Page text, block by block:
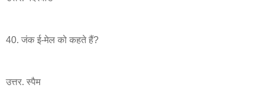
40. जंक ई-मेल को कहते हैं?
उत्तर. स्पैम